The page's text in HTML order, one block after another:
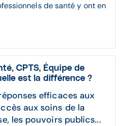
de santé y ont en
CPTS, Équipe de
est la différence ?
efficaces aux
aux soins de la
les pouvoirs publics...